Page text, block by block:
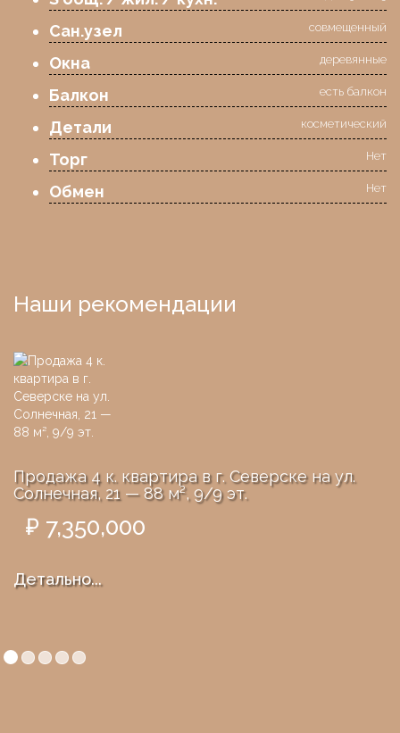
Сан.узел совмещенный
Окна деревянные
Балкон есть балкон
Детали косметический
Торг Нет
Обмен Нет
Наши рекомендации
Продажа 4 к. квартира в г. Северске на ул.
Солнечная, 21 — 88 м², 9/9 эт.
₽ 7,350,000
Детально...